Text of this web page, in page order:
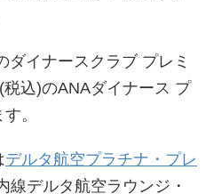
ダイナースクラブ プレミ
込)のANAダイナース プ
。
デルタ航空プラチナ・プレ
線デルタ航空ラウンジ・